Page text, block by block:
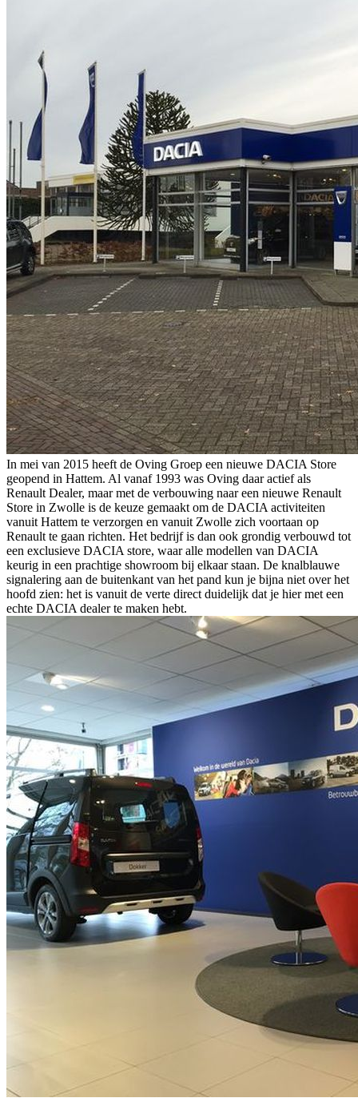
In mei van 2015 heeft de Oving Groep een nieuwe DACIA Store
geopend in Hattem. Al vanaf 1993 was Oving daar actief als
Renault Dealer, maar met de verbouwing naar een nieuwe Renault
Store in Zwolle is de keuze gemaakt om de DACIA activiteiten
vanuit Hattem te verzorgen en vanuit Zwolle zich voortaan op
Renault te gaan richten. Het bedrijf is dan ook grondig verbouwd tot
een exclusieve DACIA store, waar alle modellen van DACIA
keurig in een prachtige showroom bij elkaar staan. De knalblauwe
signalering aan de buitenkant van het pand kun je bijna niet over het
hoofd zien: het is vanuit de verte direct duidelijk dat je hier met een
echte DACIA dealer te maken hebt.